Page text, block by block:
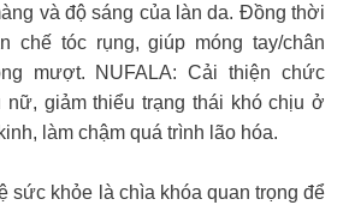
và độ sáng của làn da. Đồng thời
chế tóc rụng, giúp móng tay/chân
mượt. NUFALA: Cải thiện chức
giảm thiểu trạng thái khó chịu ở
làm chậm quá trình lão hóa.
sức khỏe là chìa khóa quan trọng để